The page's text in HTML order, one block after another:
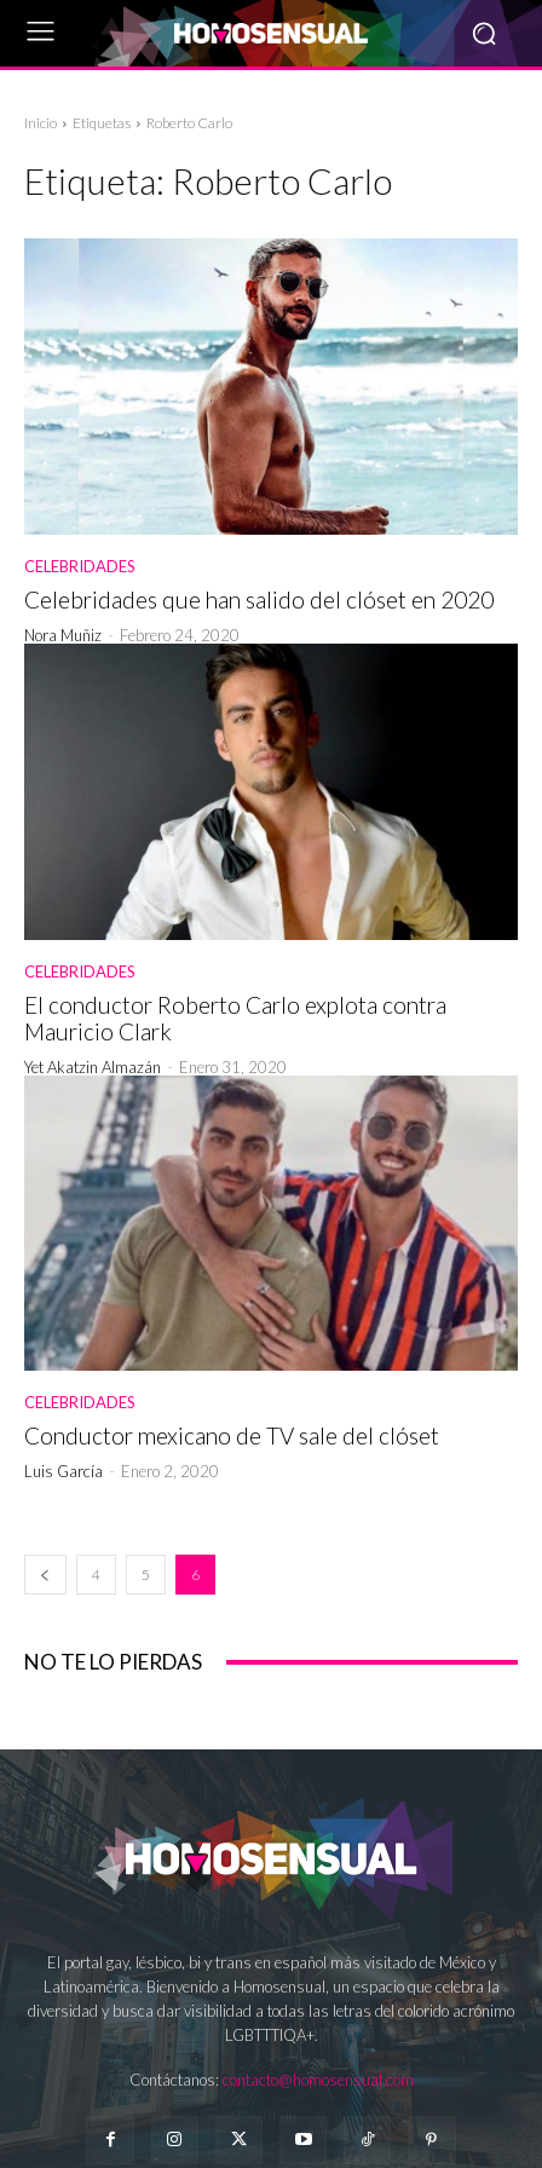
Inicio Etiquetas Roberto Carlo
Etiqueta: Roberto Carlo
CELEBRIDADES
Celebridades que han salido del clóset en 2020
Nora Muñiz - Febrero 24, 2020
CELEBRIDADES
El conductor Roberto Carlo explota contra
Mauricio Clark
Yet Akatzin Almazán - Enero 31, 2020
CELEBRIDADES
Conductor mexicano de TV sale del clóset
Luis García - Enero 2, 2020
4 5 6
NO TE LO PIERDAS
El portal gay, lésbico, bi y trans en español más visitado de México y
Latinoamérica. Bienvenido a Homosensual, un espacio que celebra la
diversidad y busca dar visibilidad a todas las letras del colorido acrónimo
LGBTTTIQA+.
Contáctanos: contacto@homosensual.com